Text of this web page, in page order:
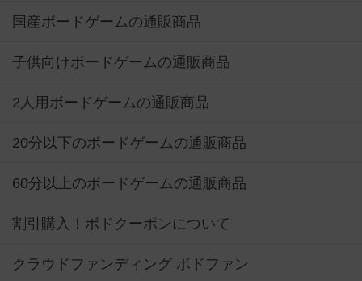
国産ボードゲームの通販商品
子供向けボードゲームの通販商品
2人用ボードゲームの通販商品
20分以下のボードゲームの通販商品
60分以上のボードゲームの通販商品
割引購入！ボドクーポンについて
クラウドファンディング ボドファン